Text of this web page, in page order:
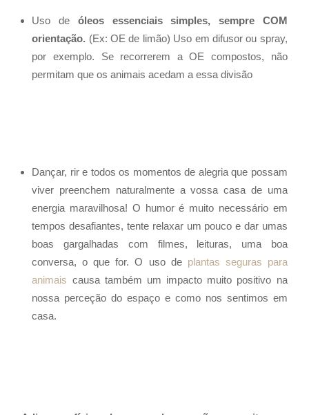
Uso de óleos essenciais simples, sempre COM
orientação. (Ex: OE de limão) Uso em difusor ou spray,
por exemplo. Se recorrerem a OE compostos, não
permitam que os animais acedam a essa divisão
Dançar, rir e todos os momentos de alegria que possam
viver preenchem naturalmente a vossa casa de uma
energia maravilhosa! O humor é muito necessário em
tempos desafiantes, tente relaxar um pouco e dar umas
boas gargalhadas com filmes, leituras, uma boa
conversa, o que for. O uso de plantas seguras para
animais causa também um impacto muito positivo na
nossa perceção do espaço e como nos sentimos em
casa.